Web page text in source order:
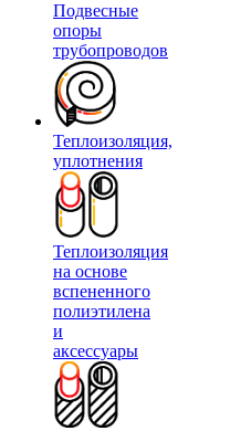
Подвесные
опоры
трубопроводов
Теплоизоляция,
уплотнения
Теплоизоляция
на основе
вспененного
полиэтилена
и
аксессуары